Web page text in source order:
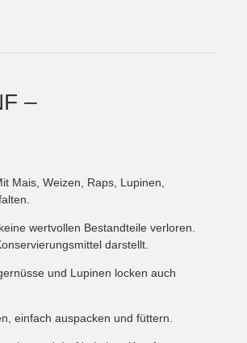
–
Mais, Weizen, Raps, Lupinen,
wertvollen Bestandteile verloren.
darstellt.
und Lupinen locken auch
einfach auspacken und füttern.